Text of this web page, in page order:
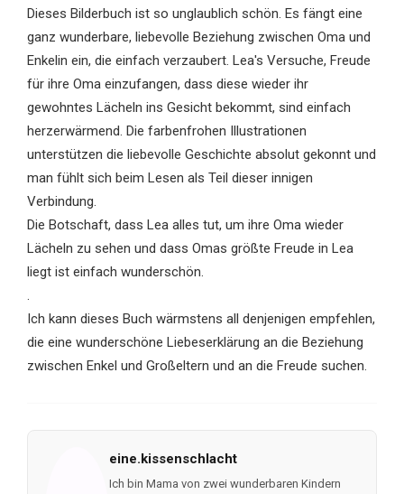
Dieses Bilderbuch ist so unglaublich schön. Es fängt eine
ganz wunderbare, liebevolle Beziehung zwischen Oma und
Enkelin ein, die einfach verzaubert. Lea's Versuche, Freude
für ihre Oma einzufangen, dass diese wieder ihr
gewohntes Lächeln ins Gesicht bekommt, sind einfach
herzerwärmend. Die farbenfrohen Illustrationen
unterstützen die liebevolle Geschichte absolut gekonnt und
man fühlt sich beim Lesen als Teil dieser innigen
Verbindung.
Die Botschaft, dass Lea alles tut, um ihre Oma wieder
Lächeln zu sehen und dass Omas größte Freude in Lea
liegt ist einfach wunderschön.
.
Ich kann dieses Buch wärmstens all denjenigen empfehlen,
die eine wunderschöne Liebeserklärung an die Beziehung
zwischen Enkel und Großeltern und an die Freude suchen.
eine.kissenschlacht
Ich bin Mama von zwei wunderbaren Kindern